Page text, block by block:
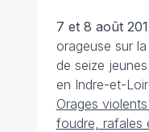
7 et 8 août
orageuse sur
de seize
en Indre-et-
Orages
foudre, rafales